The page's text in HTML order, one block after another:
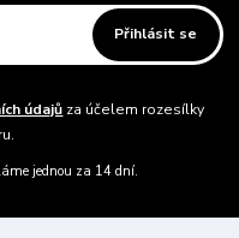
Přihlásit se
údajů za účelem rozesílky
jednou za 14 dní.